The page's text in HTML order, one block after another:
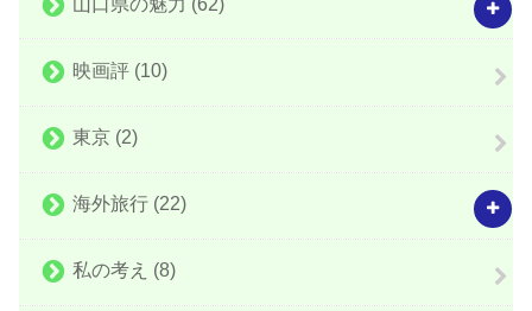
映画評 (10)
東京 (2)
海外旅行 (22)
私の考え (8)